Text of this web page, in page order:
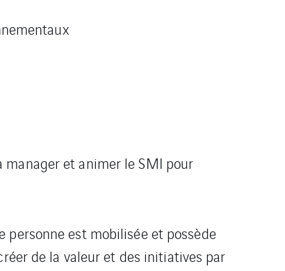
manager et animer le SMI pour
personne est mobilisée et possède
de la valeur et des initiatives par